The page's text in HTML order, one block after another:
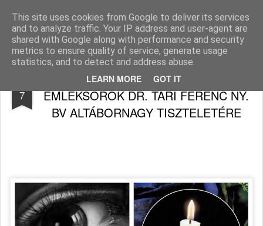
This site uses cookies from Google to deliver its services
and to analyze traffic. Your IP address and user-agent are
shared with Google along with performance and security
metrics to ensure quality of service, generate usage
statistics, and to detect and address abuse.
LEARN MORE GOT IT
Békefy Lajos
Pages
7
ISTEN ÖNNEL, ALTÁBORNAGY ÚR!
EMLÉKSOROK DR. TARI FERENC NY.
BV ALTÁBORNAGY TISZTELETÉRE